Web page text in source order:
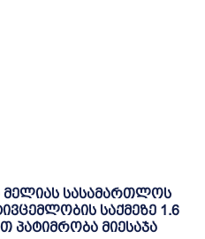
მელიას სასამართლოს
საქმეზე 1.6
პატიმრობა მიესაჯა